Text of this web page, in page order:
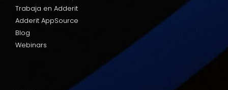
Trabaja en Adderit
Adderit AppSource
Blog
Webinars